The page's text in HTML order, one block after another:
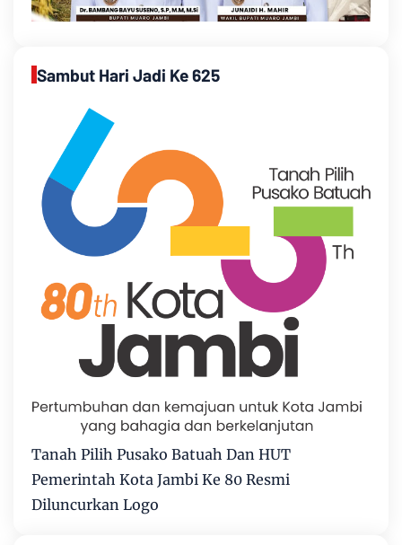
Sambut Hari Jadi Ke 625
Tanah Pilih Pusako Batuah Dan HUT
Pemerintah Kota Jambi Ke 80 Resmi
Diluncurkan Logo